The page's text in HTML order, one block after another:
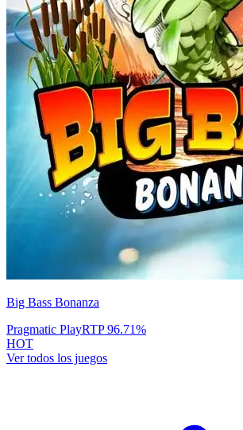
Big Bass Bonanza
Pragmatic PlayRTP96.71%
HOT
Ver todos los juegos